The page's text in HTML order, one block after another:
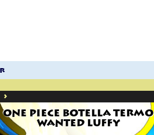
>
ONE PIECE BOTELLA TERMO
WANTED LUFFY